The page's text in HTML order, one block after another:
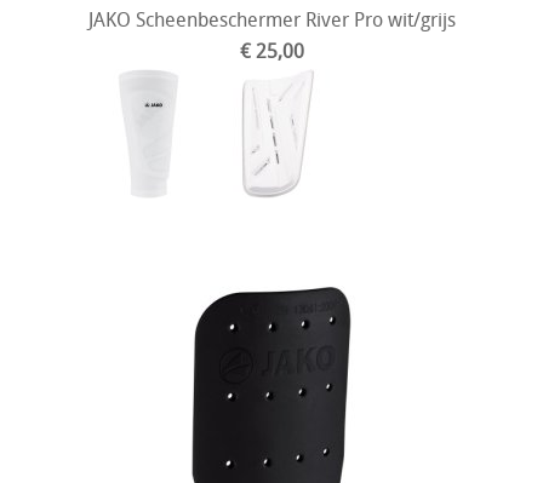
JAKO Scheenbeschermer River Pro wit/grijs
€ 25,00